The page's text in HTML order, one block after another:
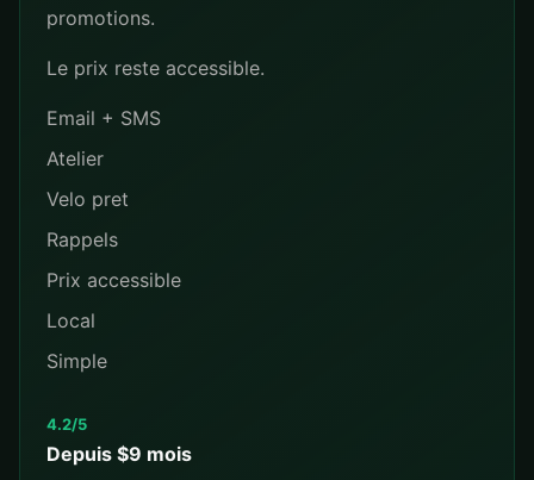
promotions.
Le prix reste accessible.
Email + SMS
Atelier
Velo pret
Rappels
Prix accessible
Local
Simple
4.2/5
Depuis $9 mois